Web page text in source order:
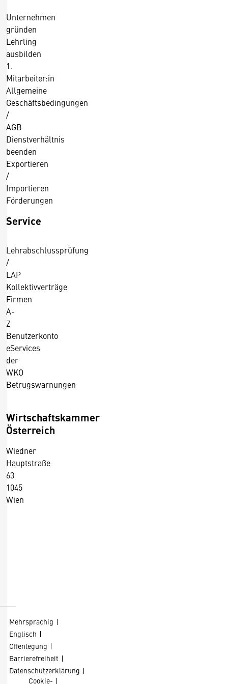
.
2
0
1
Unternehmen
gründen
Lehrling
ausbilden
1.
Mitarbeiter:in
Allgemeine
Geschäftsbedingungen
/
AGB
Dienstverhältnis
beenden
Exportieren
/
Importieren
Förderungen
Service
Lehrabschlussprüfung
/
LAP
Kollektivverträge
Firmen
A-
Z
Benutzerkonto
eServices
der
WKO
Betrugswarnungen
Wirtschaftskammer
Österreich
Wiedner
Hauptstraße
63
1045
Wien
Mehrsprachig
Englisch
Offenlegung
Barrierefreiheit
Datenschutzerklärung
Cookie-
e
e
it